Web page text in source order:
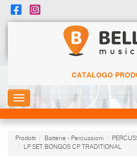
CATALOGO
Toggle
navigation
Prodotti Batterie - Percussioni
LP SET BONGOS CP TRADITIONAL